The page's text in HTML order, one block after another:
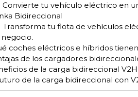
Convierte tu vehículo eléctrico en
Bidireccional
Transforma tu flota de vehículos
coches eléctricos e híbridos
de los cargadores
de la carga bidireccional V2H
de la carga bidireccional con